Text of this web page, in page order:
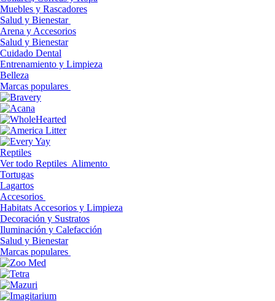
Muebles y Rascadores
Salud y Bienestar
Arena y Accesorios
Salud y Bienestar
Cuidado Dental
Entrenamiento y Limpieza
Belleza
Marcas populares
Reptiles
Ver todo Reptiles Alimento
Tortugas
Lagartos
Accesorios
Habitats Accesorios y Limpieza
Decoración y Sustratos
Iluminación y Calefacción
Salud y Bienestar
Marcas populares